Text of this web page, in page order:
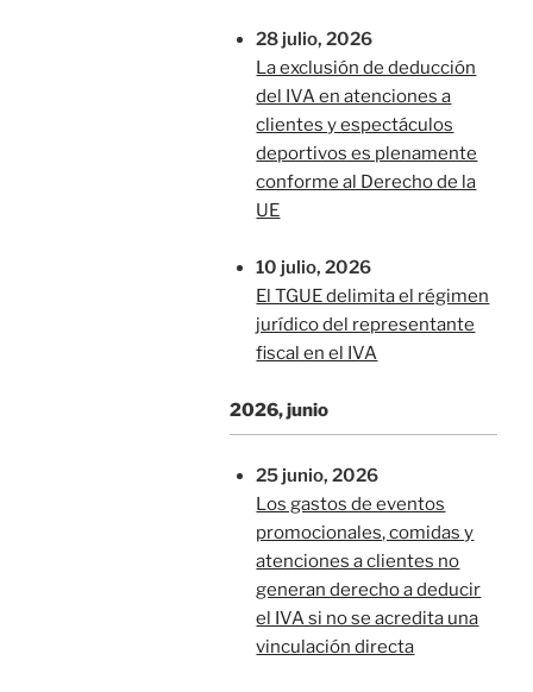
28 julio, 2026
La exclusión de deducción
del IVA en atenciones a
clientes y espectáculos
deportivos es plenamente
conforme al Derecho de la
UE
10 julio, 2026
El TGUE delimita el régimen
jurídico del representante
fiscal en el IVA
2026, junio
25 junio, 2026
Los gastos de eventos
promocionales, comidas y
atenciones a clientes no
generan derecho a deducir
el IVA si no se acredita una
vinculación directa